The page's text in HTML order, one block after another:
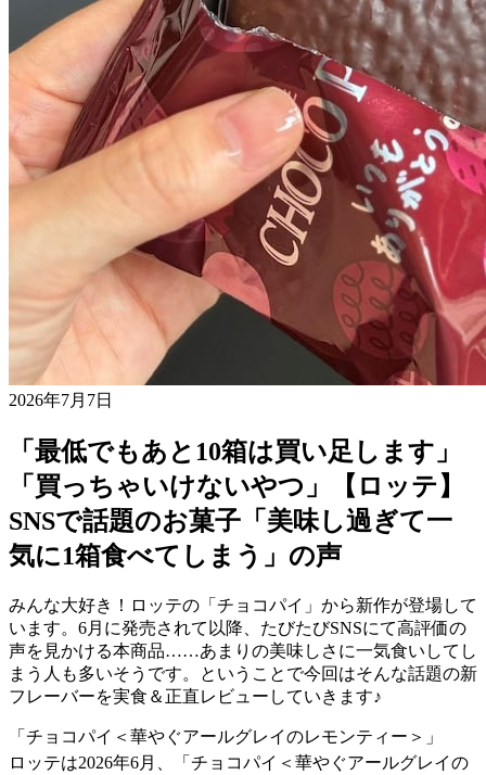
2026年7月7日
「最低でもあと10箱は買い足します」
「買っちゃいけないやつ」【ロッテ】
SNSで話題のお菓子「美味し過ぎて一
気に1箱食べてしまう」の声
みんな大好き！ロッテの「チョコパイ」から新作が登場して
います。6月に発売されて以降、たびたびSNSにて高評価の
声を見かける本商品……あまりの美味しさに一気食いしてし
まう人も多いそうです。ということで今回はそんな話題の新
フレーバーを実食＆正直レビューしていきます♪
「チョコパイ＜華やぐアールグレイのレモンティー＞」
ロッテは2026年6月、「チョコパイ＜華やぐアールグレイの